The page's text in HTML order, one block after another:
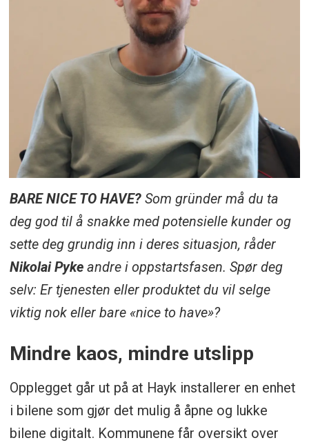
BARE NICE TO HAVE?Som gründer må du ta
deg god til å snakke med potensielle kunder og
sette deg grundig inn i deres situasjon, råder
Nikolai Pykeandre i oppstartsfasen. Spør deg
selv: Er tjenesten eller produktet du vil selge
viktig nok eller bare «nice to have»?
Mindre kaos, mindre utslipp
Opplegget går ut på at Hayk installerer en enhet
i bilene som gjør det mulig å åpne og lukke
bilene digitalt. Kommunene får oversikt over